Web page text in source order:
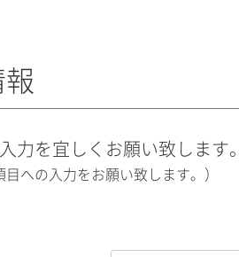
報
力を宜しくお願い致します
目への入力をお願い致します。）